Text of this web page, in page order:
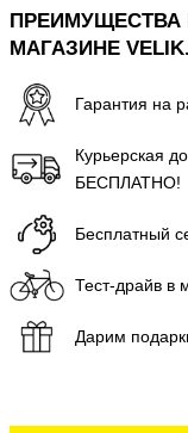
ПРЕИМУЩЕСТВА
МАГАЗИНЕ
Гарантия на
Курьерская
БЕСПЛАТНО!
Бесплатный
Тест-драйв в
Дарим